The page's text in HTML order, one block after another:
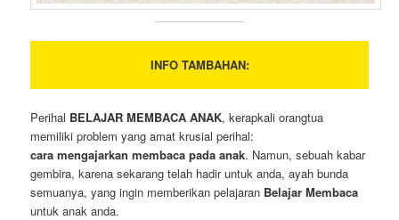
INFO TAMBAHAN:
Perihal BELAJAR MEMBACA ANAK, kerapkali orangtua
memiliki problem yang amat krusial perihal:
cara mengajarkan membaca pada anak. Namun, sebuah kabar
gembira, karena sekarang telah hadir untuk anda, ayah bunda
semuanya, yang ingin memberikan pelajaran Belajar Membaca
untuk anak anda.